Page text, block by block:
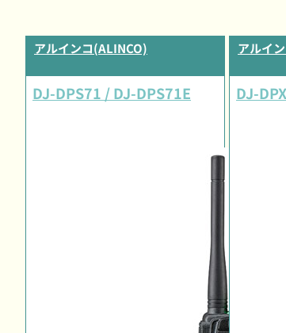
アルインコ(ALINCO)
DJ-DPS71 / DJ-DPS71E
アルイ
DJ-